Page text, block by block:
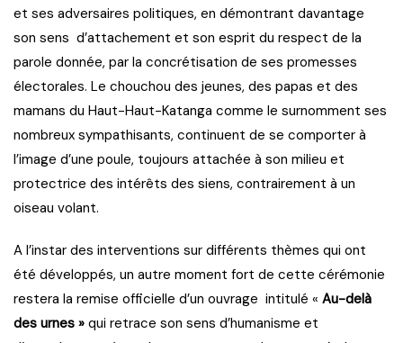
et ses adversaires politiques, en démontrant davantage
son sens d’attachement et son esprit du respect de la
parole donnée, par la concrétisation de ses promesses
électorales. Le chouchou des jeunes, des papas et des
mamans du Haut-Haut-Katanga comme le surnomment ses
nombreux sympathisants, continuent de se comporter à
l’image d’une poule, toujours attachée à son milieu et
protectrice des intérêts des siens, contrairement à un
oiseau volant.
A l’instar des interventions sur différents thèmes qui ont
été développés, un autre moment fort de cette cérémonie
restera la remise officielle d’un ouvrage intitulé « Au-delà
des urnes » qui retrace son sens d’humanisme et